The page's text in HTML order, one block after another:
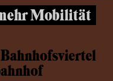
Mobilität